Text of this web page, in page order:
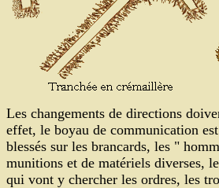
Les changements de directions
effet, le boyau de communication
blessés sur les brancards, les "
munitions et de matériels diverses,
qui vont y chercher les ordres, les